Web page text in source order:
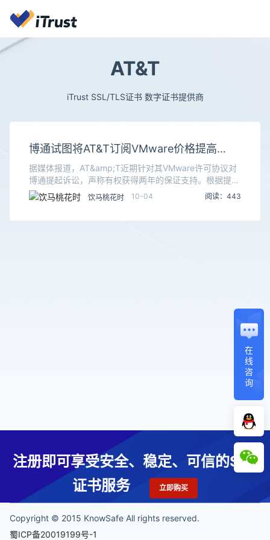
AT&T
iTrust SSL/TLS证书 数字证书提供商
博通试图将AT&T订阅VMware价格提高
1050%
据媒体报道，AT&amp;T近期针对其VMware许可协议对
博通提起诉讼，声称有权获得两年的保证支持。根据提交
的电子邮件证据，博通企图通过大幅提高价格以维持协
议，而AT&amp;T正在寻求法律手段，迫
饮马桃花时 10-04 阅读：443
在
线
咨
询
注册即可享受安全、稳定、可信的SSL
证书服务
立即购买
Copyright © 2015 KnowSafe All rights reserved.
蜀ICP备20019199号-1